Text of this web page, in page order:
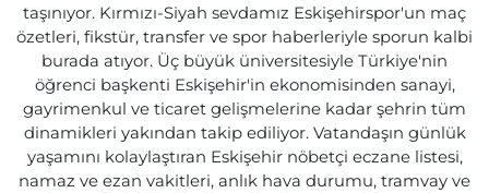
taşınıyor. Kırmızı-Siyah sevdamız Eskişehirspor'un maç
özetleri, fikstür, transfer ve spor haberleriyle sporun kalbi
burada atıyor. Üç büyük üniversitesiyle Türkiye'nin
öğrenci başkenti Eskişehir'in ekonomisinden sanayi,
gayrimenkul ve ticaret gelişmelerine kadar şehrin tüm
dinamikleri yakından takip ediliyor. Vatandaşın günlük
yaşamını kolaylaştıran Eskişehir nöbetçi eczane listesi,
namaz ve ezan vakitleri, anlık hava durumu, tramvay ve